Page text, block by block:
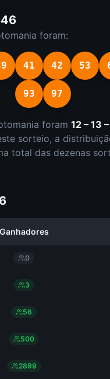
foram:
41 42 53
93 97
foram 12 – 13
sorteio, a
total das dezenas
Ganhadores
0
3
56
500
2899